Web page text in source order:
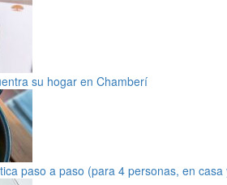
su hogar en Chamberí
paso a paso (para 4 personas, en casa